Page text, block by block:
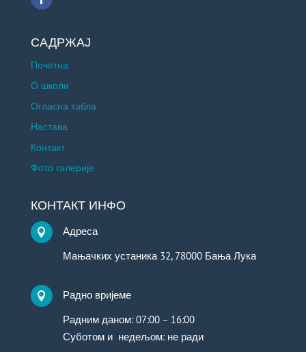
САДРЖАЈ
Почетна
О школи
Огласна табла
Настава
Контакт
Фото галерије
КОНТАКТ ИНФО
 Адреса
Мањачких устаника 32, 78000 Бања Лука
 Радно вријеме
Радним даном: 07:00 – 16:00
Суботом и недељом: не ради